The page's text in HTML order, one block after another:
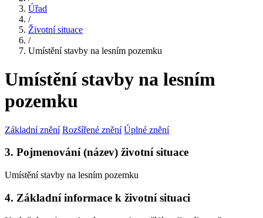
Úřad
/
Životní situace
/
Umístění stavby na lesním pozemku
Umístění stavby na lesním
pozemku
Základní znění Rozšířené znění Úplné znění
3. Pojmenování (název) životní situace
Umístění stavby na lesním pozemku
4. Základní informace k životní situaci